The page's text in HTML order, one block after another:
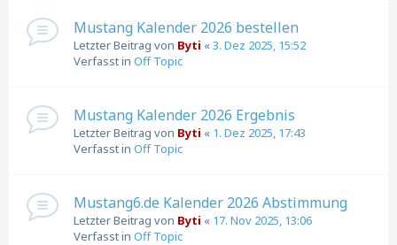
Mustang Kalender 2026 bestellen
Letzter Beitrag von Byti «3. Dez 2025, 15:52
Verfasst in Off Topic
Mustang Kalender 2026 Ergebnis
Letzter Beitrag von Byti « 1. Dez 2025, 17:43
Verfasst in Off Topic
Mustang6.de Kalender 2026 Abstimmung
Letzter Beitrag von Byti « 17. Nov 2025, 13:06
Verfasst in Off Topic